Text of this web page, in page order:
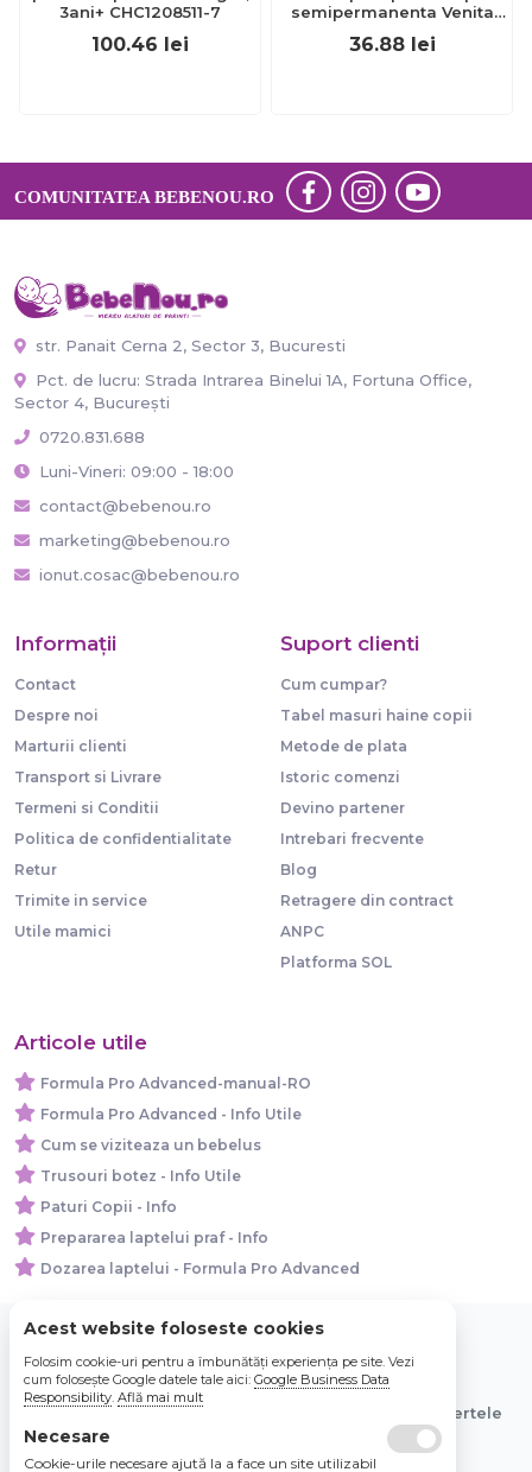
3ani+ CHC1208511-7
100.46 lei
semipermanenta Venita
Hair Color Remover, 115ml
15 ml
36.88 lei
COMUNITATEA BEBENOU.RO
str. Panait Cerna 2, Sector 3, Bucuresti
Pct. de lucru: Strada Intrarea Binelui 1A, Fortuna Office,
Sector 4, București
0720.831.688
Luni-Vineri: 09:00 - 18:00
contact@bebenou.ro
marketing@bebenou.ro
ionut.cosac@bebenou.ro
Informaţii
Contact
Despre noi
Marturii clienti
Transport si Livrare
Termeni si Conditii
Politica de confidentialitate
Retur
Trimite in service
Utile mamici
Suport clienti
Cum cumpar?
Tabel masuri haine copii
Metode de plata
Istoric comenzi
Devino partener
Intrebari frecvente
Blog
Retragere din contract
ANPC
Platforma SOL
Articole utile
Formula Pro Advanced-manual-RO
Formula Pro Advanced - Info Utile
Cum se viziteaza un bebelus
Trusouri botez - Info Utile
Paturi Copii - Info
Prepararea laptelui praf - Info
Dozarea laptelui - Formula Pro Advanced
© 2026 Bebe Nou Online Store SRL
Toate preturile sunt exprimate in lei si includ tva. Ofertele
sunt valabile in limita stocului disponibil.
Acest website foloseste cookies
Folosim cookie-uri pentru a îmbunătăți experiența pe site. Vezi
cum folosește Google datele tale aici: Google Business Data
Responsibility. Află mai mult
Necesare
Cookie-urile necesare ajută la a face un site utilizabil